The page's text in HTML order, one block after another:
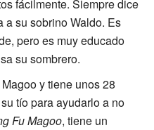
fácilmente. Siempre dice
a su sobrino Waldo. Es
pero es muy educado
su sombrero.
y tiene unos 28
tío para ayudarlo a no
Fu Magoo, tiene un